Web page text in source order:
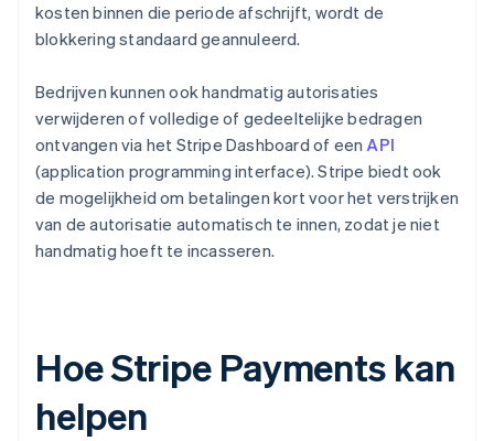
kosten binnen die periode afschrijft, wordt de
blokkering standaard geannuleerd.
Bedrijven kunnen ook handmatig autorisaties
verwijderen of volledige of gedeeltelijke bedragen
ontvangen via het Stripe Dashboard of eenAPI
(application programming interface). Stripe biedt ook
de mogelijkheid om betalingen kort voor het verstrijken
van de autorisatie automatisch te innen, zodat je niet
handmatig hoeft te incasseren.
Hoe Stripe Payments kan
helpen